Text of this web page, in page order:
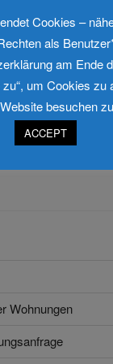
sein, um einen
Wohnungen
Cookies –
als
am Ende
um Cookies zu
besuchen
ACCEPT